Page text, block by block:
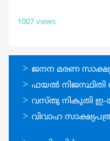
1007 views
ഓണ്‍ലൈന്‍
സേവനങ്ങള്‍
ജനന മരണ
ഫയല്‍
വസ്തു നികുതി ഇ-
വിവാഹ